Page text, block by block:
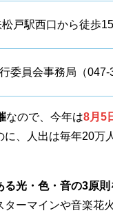
戸駅西口から徒歩
委員会事務局（047-
なので、今年は8月5
、人出は毎年20万
る光・色・音の3原
ーマインや音楽花